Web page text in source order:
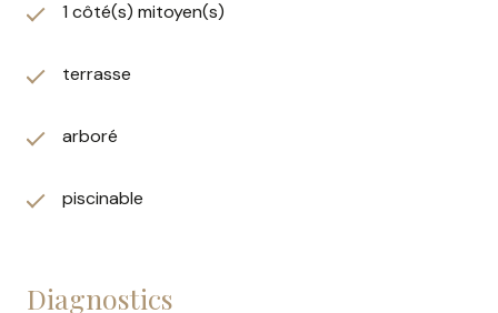
tout en étant dans un écrin de tranquillité. Laissez-
paisible et chaleureux.
1 côté(s) mitoyen(s)
terrasse
arboré
piscinable
diagnostics